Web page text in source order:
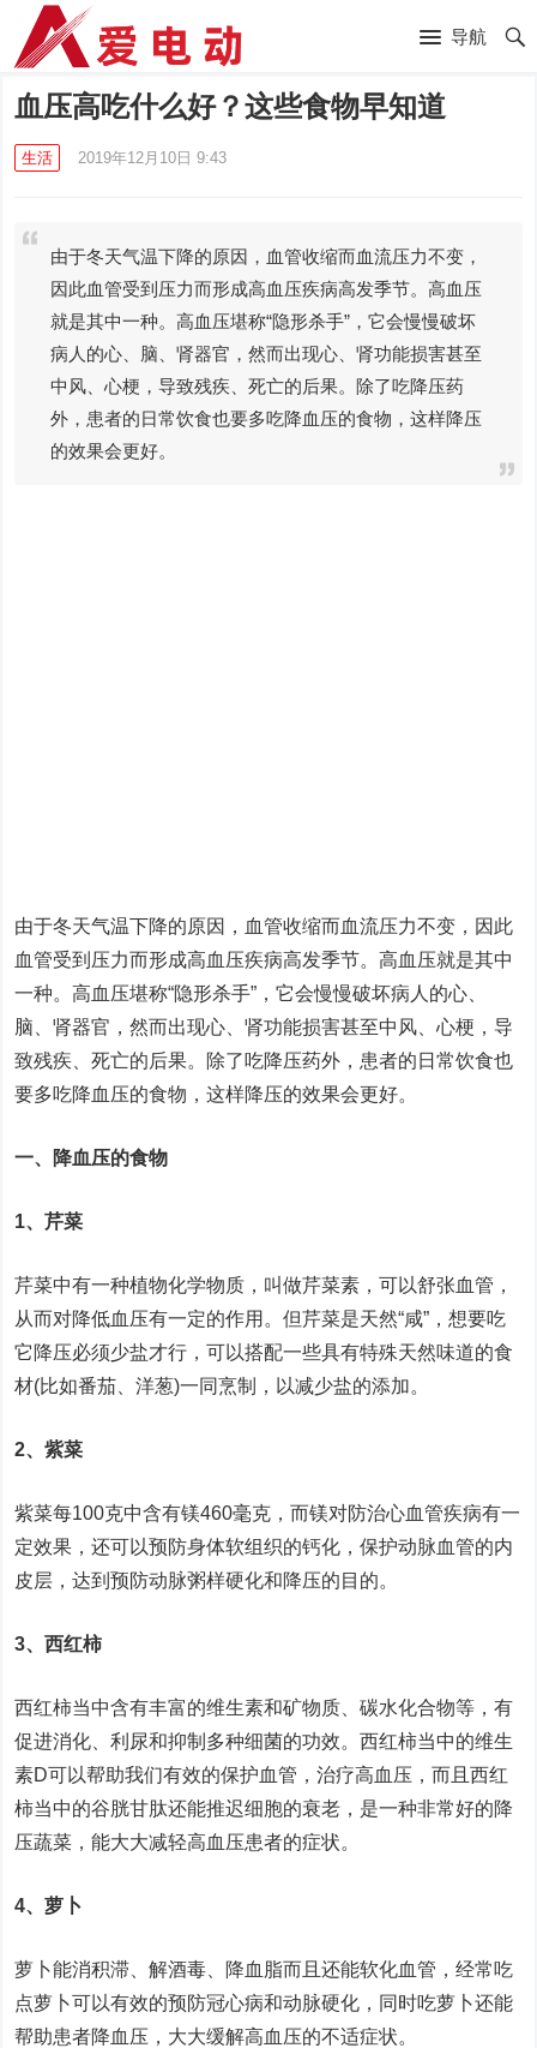
导航
血压高吃什么好？这些食物早知道
生活 2019年12月10日 9:43
由于冬天气温下降的原因，血管收缩而血流压力不变，
因此血管受到压力而形成高血压疾病高发季节。高血压
就是其中一种。高血压堪称“隐形杀手”，它会慢慢破坏
病人的心、脑、肾器官，然而出现心、肾功能损害甚至
中风、心梗，导致残疾、死亡的后果。除了吃降压药
外，患者的日常饮食也要多吃降血压的食物，这样降压
的效果会更好。
由于冬天气温下降的原因，血管收缩而血流压力不变，因此
血管受到压力而形成高血压疾病高发季节。高血压就是其中
一种。高血压堪称“隐形杀手”，它会慢慢破坏病人的心、
脑、肾器官，然而出现心、肾功能损害甚至中风、心梗，导
致残疾、死亡的后果。除了吃降压药外，患者的日常饮食也
要多吃降血压的食物，这样降压的效果会更好。
一、降血压的食物
1、芹菜
芹菜中有一种植物化学物质，叫做芹菜素，可以舒张血管，
从而对降低血压有一定的作用。但芹菜是天然“咸”，想要吃
它降压必须少盐才行，可以搭配一些具有特殊天然味道的食
材(比如番茄、洋葱)一同烹制，以减少盐的添加。
2、紫菜
紫菜每100克中含有镁460毫克，而镁对防治心血管疾病有一
定效果，还可以预防身体软组织的钙化，保护动脉血管的内
皮层，达到预防动脉粥样硬化和降压的目的。
3、西红柿
西红柿当中含有丰富的维生素和矿物质、碳水化合物等，有
促进消化、利尿和抑制多种细菌的功效。西红柿当中的维生
素D可以帮助我们有效的保护血管，治疗高血压，而且西红
柿当中的谷胱甘肽还能推迟细胞的衰老，是一种非常好的降
压蔬菜，能大大减轻高血压患者的症状。
4、萝卜
萝卜能消积滞、解酒毒、降血脂而且还能软化血管，经常吃
点萝卜可以有效的预防冠心病和动脉硬化，同时吃萝卜还能
帮助患者降血压，大大缓解高血压的不适症状。